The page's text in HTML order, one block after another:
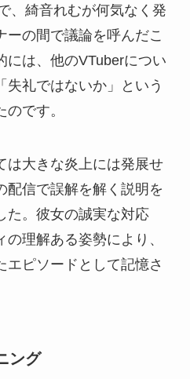
、綺音れむが何気なく発
ーの間で議論を呼んだこ
には、他のVTuberについ
失礼ではないか」という
です。
は大きな炎上には発展せ
配信で誤解を解く説明を
た。彼女の誠実な対応
理解ある姿勢により、
エピソードとして記憶さ
ング